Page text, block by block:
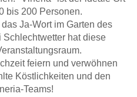
bis 200 Personen.
Ja-Wort im Garten des
Schlechtwetter hat diese
feiern und verwöhnen
Köstlichkeiten und den
Teams!